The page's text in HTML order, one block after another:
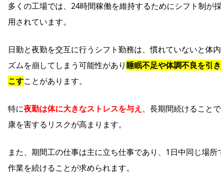
多くの工場では、24時間稼働を維持するためにシフト制が
用されています。
日勤と夜勤を交互に行うシフト勤務は、慣れていないと体
ズムを崩してしまう可能性があり睡眠不足や体調不良を引
こすことがあります。
特に夜勤は体に大きなストレスを与え 、長期間続けること
康を害するリスクが高まります。
また、期間工の仕事は主に立ち仕事であり、1日中同じ場所
作業を続けることが求められます。